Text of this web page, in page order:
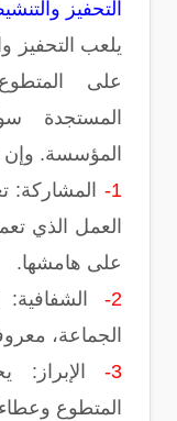
التحفيز
يلعب التحفيز
على
المستجدة
المؤسسة. وإن
1-
العمل الذي
على هامشها.
2-
الجماعة،
3-
الإبراز:
المتطوع